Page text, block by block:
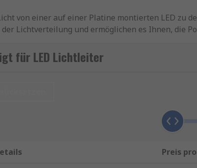
von einer auf einer Platine montierten LED zu
Lichtverteilung und ermöglichen es Ihnen, die
flexibel, starr vertikal und starr rechtwinklig,
gefertigt und können Licht in kürzeren
für LED Lichtleiter
Preis pro